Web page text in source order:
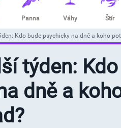
Panna Váhy Štír
Kdo bude psychicky na dně a koho
týden: Kdo
dně a